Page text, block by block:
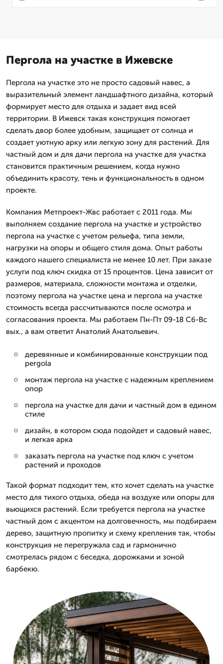
Пергола на участке в Ижевске
Пергола на участке это не просто садовый навес, а
выразительный элемент ландшафтного дизайна, который
формирует место для отдыха и задает вид всей
территории. В Ижевск такая конструкция помогает
сделать двор более удобным, защищает от солнца и
создает уютную арку или легкую зону для растений. Для
частный дом и для дачи пергола на участке для участка
становится практичным решением, когда нужно
объединить красоту, тень и функциональность в одном
проекте.
Компания Метпроект-Жвс работает с 2011 года. Мы
выполняем создание пергола на участке и устройство
пергола на участке с учетом рельефа, типа земли,
нагрузки на опоры и общего стиля дома. Опыт работы
каждого нашего специалиста не менее 10 лет. При заказе
услуги под ключ скидка от 15 процентов. Цена зависит от
размеров, материала, сложности монтажа и отделки,
поэтому пергола на участке цена и пергола на участке
стоимость всегда рассчитываются после осмотра и
согласования проекта. Мы работаем Пн-Пт 09-18 Сб-Вс
вых., а вам ответит Анатолий Анатольевич.
деревянные и комбинированные конструкции под
pergola
монтаж пергола на участке с надежным креплением
опор
пергола на участке для дачи и частный дом в едином
стиле
дизайн, в котором сюда подойдет и садовый навес,
и легкая арка
заказать пергола на участке под ключ с учетом
растений и проходов
Такой формат подходит тем, кто хочет сделать на участке
место для тихого отдыха, обеда на воздухе или опоры для
вьющихся растений. Если требуется пергола на участке
частный дом с акцентом на долговечность, мы подбираем
дерево, защитную пропитку и схему крепления так, чтобы
конструкция не перегружала сад и гармонично
смотрелась рядом с беседка, дорожками и зоной
барбекю.